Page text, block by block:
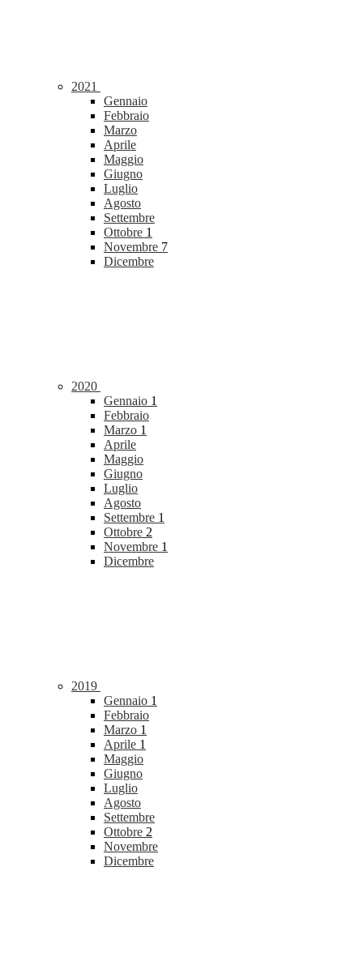
2021
Gennaio
Febbraio
Marzo
Aprile
Maggio
Giugno
Luglio
Agosto
Settembre
Ottobre 1
Novembre 7
Dicembre
2020
Gennaio 1
Febbraio
Marzo 1
Aprile
Maggio
Giugno
Luglio
Agosto
Settembre 1
Ottobre 2
Novembre 1
Dicembre
2019
Gennaio 1
Febbraio
Marzo 1
Aprile 1
Maggio
Giugno
Luglio
Agosto
Settembre
Ottobre 2
Novembre
Dicembre